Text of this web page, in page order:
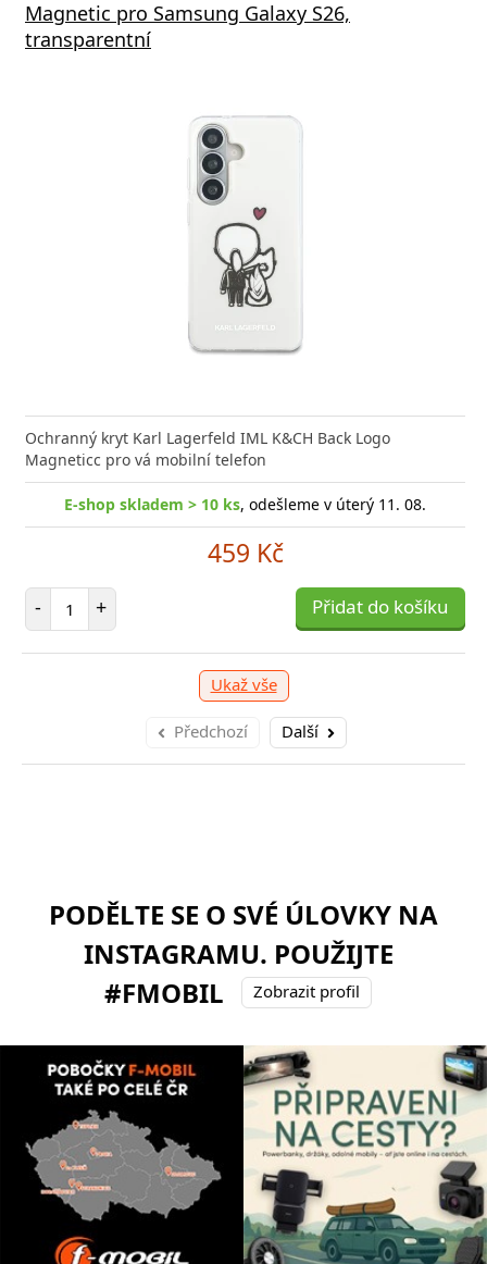
Magnetic pro Samsung Galaxy S26,
transparentní
Ochranný kryt Karl Lagerfeld IML K&CH Back Logo
Magneticc pro vá mobilní telefon
E-shop skladem > 10 ks, odešleme v úterý 11. 08.
459 Kč
- Počet položek
+ Přidat do košíku
Ukaž vše
Předchozí Další
Xiaomi s podporou rychlého nabíjení 33W
bleskurychle
skladem > 10 ks, odešleme v úterý 11. 08.
položek Přidat do košíku
Síťová
-
PODĚLTE SE O SVÉ ÚLOVKY NA
INSTAGRAMU. POUŽIJTE
#FMOBIL
Zobrazit profil